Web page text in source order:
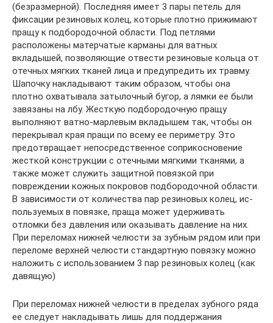
(безразмерной). Последняя имеет 3 пары петель для
фиксации резиновых колец, которые плотно прижимают
пращу к подбородочной области. Под петля­ми
расположены матерчатые карманы для ватных
вкладышей, позволяющие отвести резиновые кольца от
отечных мягких тка­ней лица и предупредить их травму.
Шапочку накладывают таким образом, чтобы она
плотно охватывала затылочный бугор, а лямки ее были
завязаны на лбу. Жесткую подбородочную пращу
выполняют ватно-марлевым вкладышем так, чтобы он
перекрывал края пращи по всему ее периметру. Это
предотвра­щает непосредственное соприкосновение
жесткой конструкции с отечными мягкими тканями, а
также может служить защитной повязкой при
повреждении кожных покровов подбородочной об­ласти.
В зависимости от количества пар резиновых колец, ис­
пользуемых в повязке, праща может удерживать
отломки без давления или оказывать давление на них.
При переломах нижней челюсти за зубным рядом или при
переломе верхней челюсти стандартную повязку можно
наложить с использованием 3 пар резиновых колец (как
давящую)
При переломах нижней челю­сти в пределах зубного ряда
ее следует накладывать лишь для поддержания